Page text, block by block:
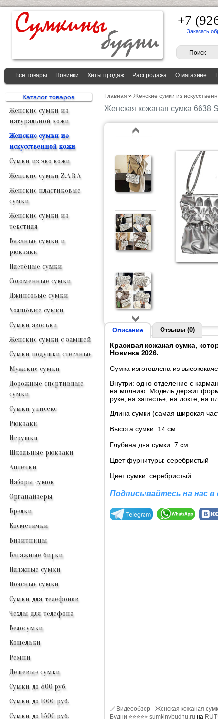
+7
Заказать
Все товары Новинки Хиты продаж Распродажа О магазине
Каталог товаров
Женские сумки из
натуральной кожи
Женские сумки из
искусственной кожи
Сумки из эко кожи
Женские сумки Z.A.R.A
Женские пластиковые
сумки
Женские сумки из
текстиля
Вязаные сумки и
рюкзаки
Плетёные сумки
Соломенные сумки
Джинсовые сумки
Холщёвые сумки
Сумки авоськи
Женские сумки с замшей
Сумки подушки стёганые
Мужские сумки
Дорожные спортивные
сумки
Сумки унисекс
Рюкзаки
Игрушки
Школьные рюкзаки
Аптечки
Наборы сумок
Органайзеры
Брелки
Косметички
Визитницы
Багажные бирки
Пляжные сумки
Поясные сумки
Сумки для телефонов
Чехлы для телефона
Велосумки
Кошельки
Ремни
Дешевые сумки
Сумки до 500 руб.
Сумки до 1000 руб.
Сумки до 1500 руб.
Главная » Женские сумки из
Женская кожаная сумка 6638
Описание Отзывы (0)
Красивая кожаная сумка,
Новинка 2026.
Сумка изготовлена из
Внутри: одно отделение с
на молнию. Модель держит
руке, на запястье, на локте, на
Длина сумки (самая широкая
Высота сумки: 14 см
Глубина дна сумки: 7 см
Цвет фурнитуры: серебристый
Цвет сумки: серебристый
Подписывайтесь на нас
✅ Видеообзор - Женская кожаная
Будни ⭐⭐⭐⭐⭐ sumkinybudnu.ru на